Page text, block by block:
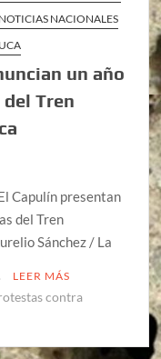
NOTICIAS NACIONALES
un año
Tren
Capulín presentan
del Tren
Sánchez / La
LEER MÁS
contra